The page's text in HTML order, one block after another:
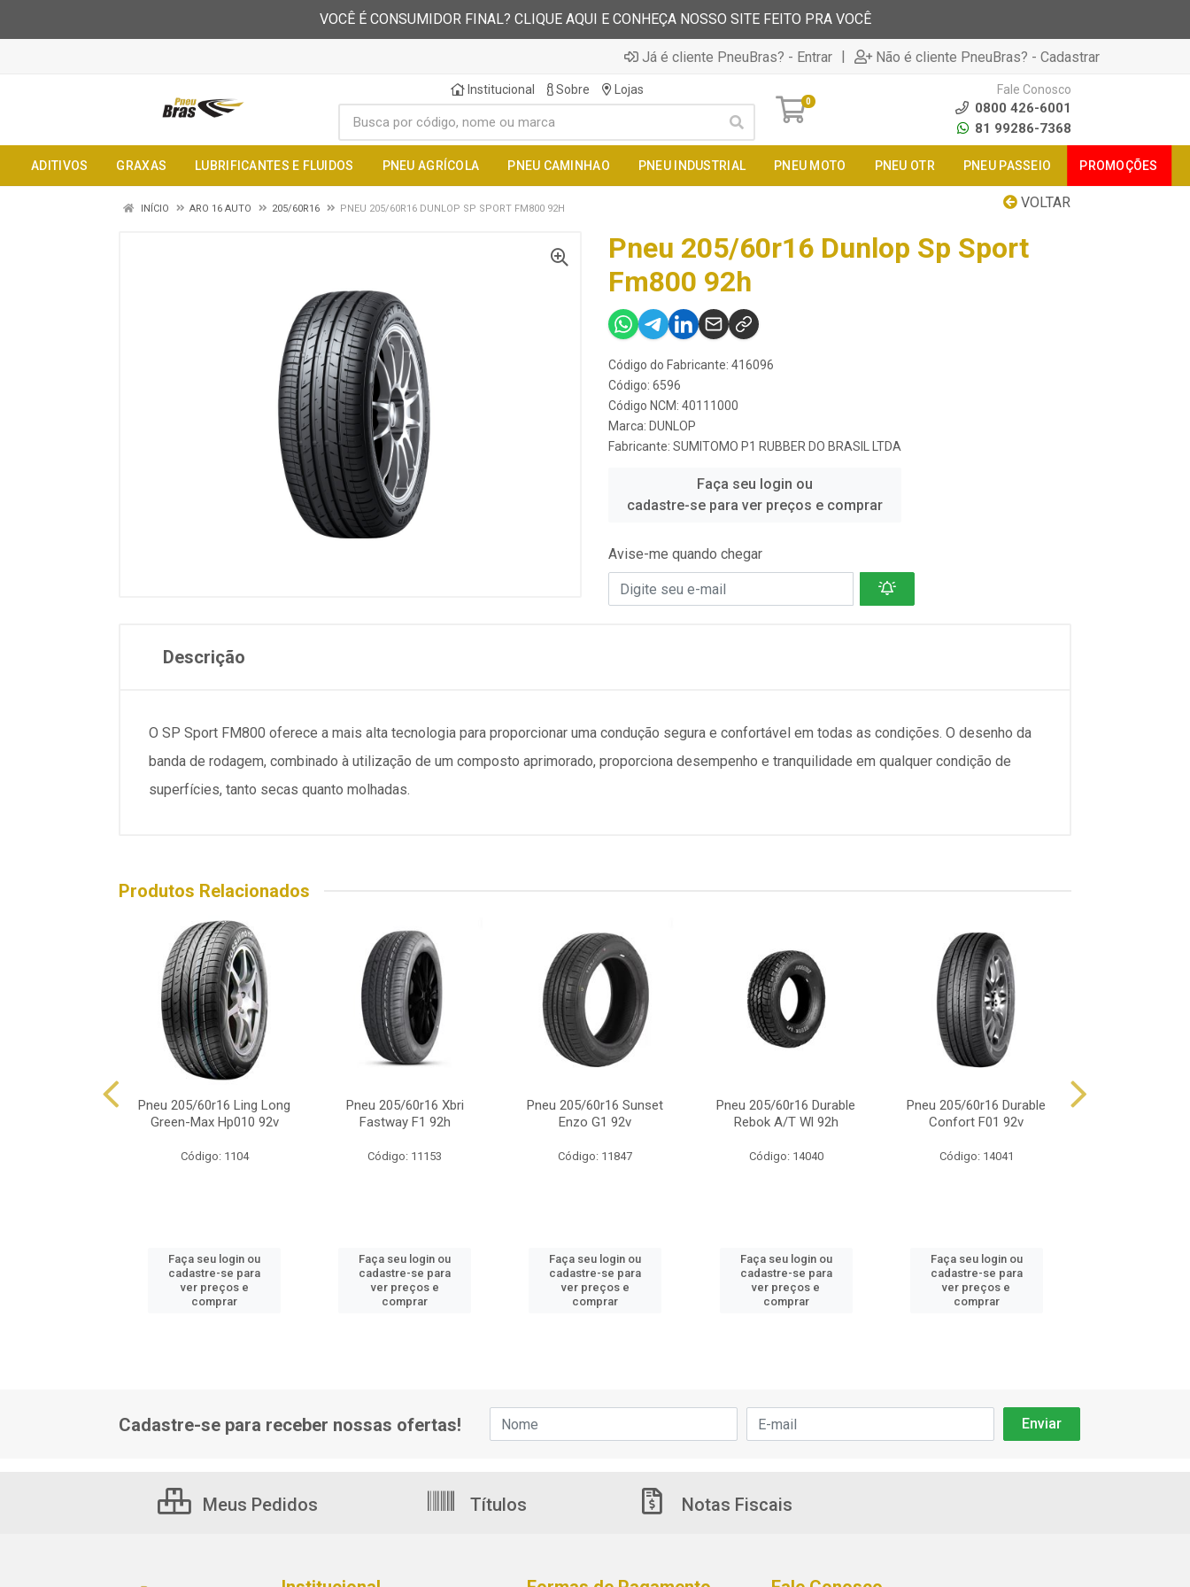
VOCÊ É CONSUMIDOR FINAL? CLIQUE AQUI E CONHEÇA NOSSO SITE FEITO PRA VOCÊ
Já é cliente PneuBras? - Entrar | Não é cliente PneuBras? - Cadastrar
Institucional Sobre Lojas
0
Fale Conosco
0800 426-6001
81 99286-7368
ADITIVOS GRAXAS LUBRIFICANTES E FLUIDOS PNEU AGRÍCOLA PNEU CAMINHAO PNEU INDUSTRIAL PNEU MOTO PNEU OTR PNEU PASSEIO PROMOÇÕES
VOLTAR
INÍCIO ARO 16 AUTO 205/60R16 PNEU 205/60R16 DUNLOP SP SPORT FM800 92H
Pneu 205/60r16 Dunlop Sp Sport
Fm800 92h
Código do Fabricante: 416096
Código: 6596
Código NCM: 40111000
Marca: DUNLOP
Fabricante: SUMITOMO P1 RUBBER DO BRASIL LTDA
Faça seu login ou
cadastre-se para ver preços e comprar
Avise-me quando chegar
Descrição
O SP Sport FM800 oferece a mais alta tecnologia para proporcionar uma condução segura e confortável em todas as condições. O desenho da
banda de rodagem, combinado à utilização de um composto aprimorado, proporciona desempenho e tranquilidade em qualquer condição de
superfícies, tanto secas quanto molhadas.
Produtos Relacionados
Pneu 205/60r16 Ling Long
Green-Max Hp010 92v
Código: 1104
Faça seu login ou
cadastre-se para
ver preços e
comprar
Pneu 205/60r16 Xbri
Fastway F1 92h
Código: 11153
Faça seu login ou
cadastre-se para
ver preços e
comprar
Pneu 205/60r16 Sunset
Enzo G1 92v
Código: 11847
Faça seu login ou
cadastre-se para
ver preços e
comprar
Pneu 205/60r16 Durable
Rebok A/T Wl 92h
Código: 14040
Faça seu login ou
cadastre-se para
ver preços e
comprar
Pneu 205/60r16 Durable
Confort F01 92v
Código: 14041
Faça seu login ou
cadastre-se para
ver preços e
comprar
Cadastre-se para receber nossas ofertas!
Meus Pedidos Títulos Notas Fiscais